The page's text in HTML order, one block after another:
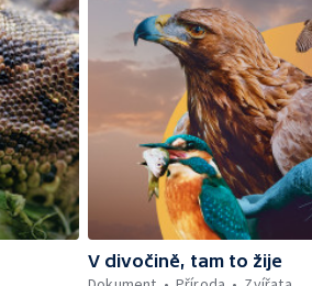
V divočině, tam to žije